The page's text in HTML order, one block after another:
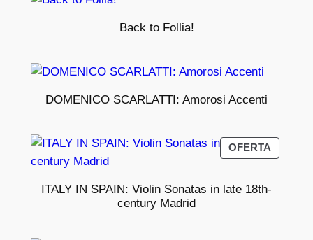
Back to Follia!
DOMENICO SCARLATTI: Amorosi Accenti
OFERTA
EN
ITALY IN SPAIN: Violin Sonatas in late 18th-
century Madrid